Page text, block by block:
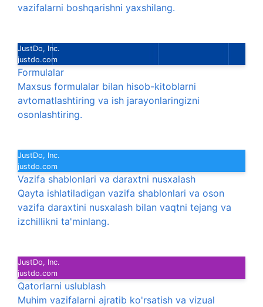
vazifalarni boshqarishni yaxshilang.
JustDo, Inc.
justdo.com
Formulalar
Maxsus formulalar bilan hisob-kitoblarni
avtomatlashtiring va ish jarayonlaringizni
osonlashtiring.
JustDo, Inc.
justdo.com
Vazifa shablonlari va daraxtni nusxalash
Qayta ishlatiladigan vazifa shablonlari va oson
vazifa daraxtini nusxalash bilan vaqtni tejang va
izchillikni ta'minlang.
JustDo, Inc.
justdo.com
Qatorlarni uslublash
Muhim vazifalarni ajratib ko'rsatish va vizual